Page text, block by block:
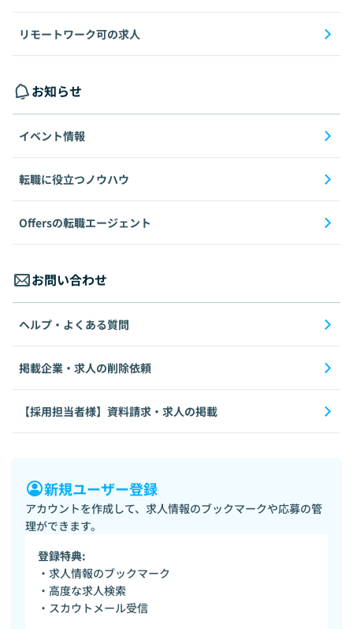
リモートワーク可の求人
お知らせ
イベント情報
転職に役立つノウハウ
Offersの転職エージェント
お問い合わせ
ヘルプ・よくある質問
掲載企業・求人の削除依頼
【採用担当者様】資料請求・求人の掲載
新規ユーザー登録
アカウントを作成して、求人情報のブックマークや応募の管
理ができます。
登録特典:
・求人情報のブックマーク
・高度な求人検索
・スカウトメール受信